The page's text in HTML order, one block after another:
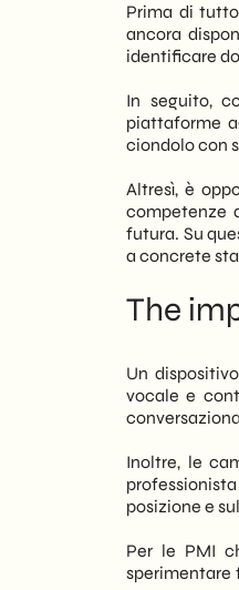
Prima di
ancora
identificare
In seguito,
piattaforme
ciondolo con
Altresì, è
competenze
futura. Su
a concrete
The
Un
vocale e
Inoltre, le
posizione e
Per le PMI
sperimentare